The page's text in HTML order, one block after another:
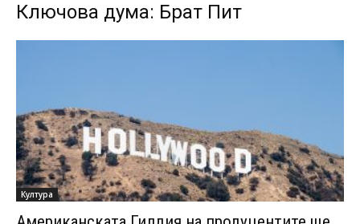
Ключова дума: Брат Пит
Култура